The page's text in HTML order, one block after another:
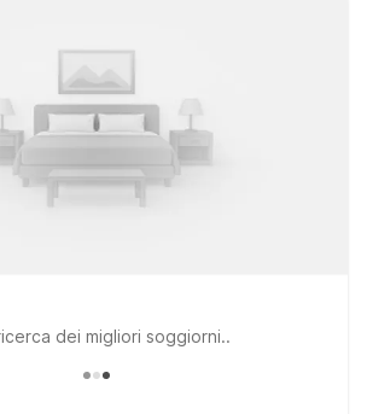
dei migliori soggiorni..